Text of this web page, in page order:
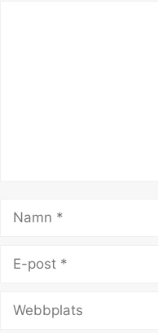
Namn
Webbplats